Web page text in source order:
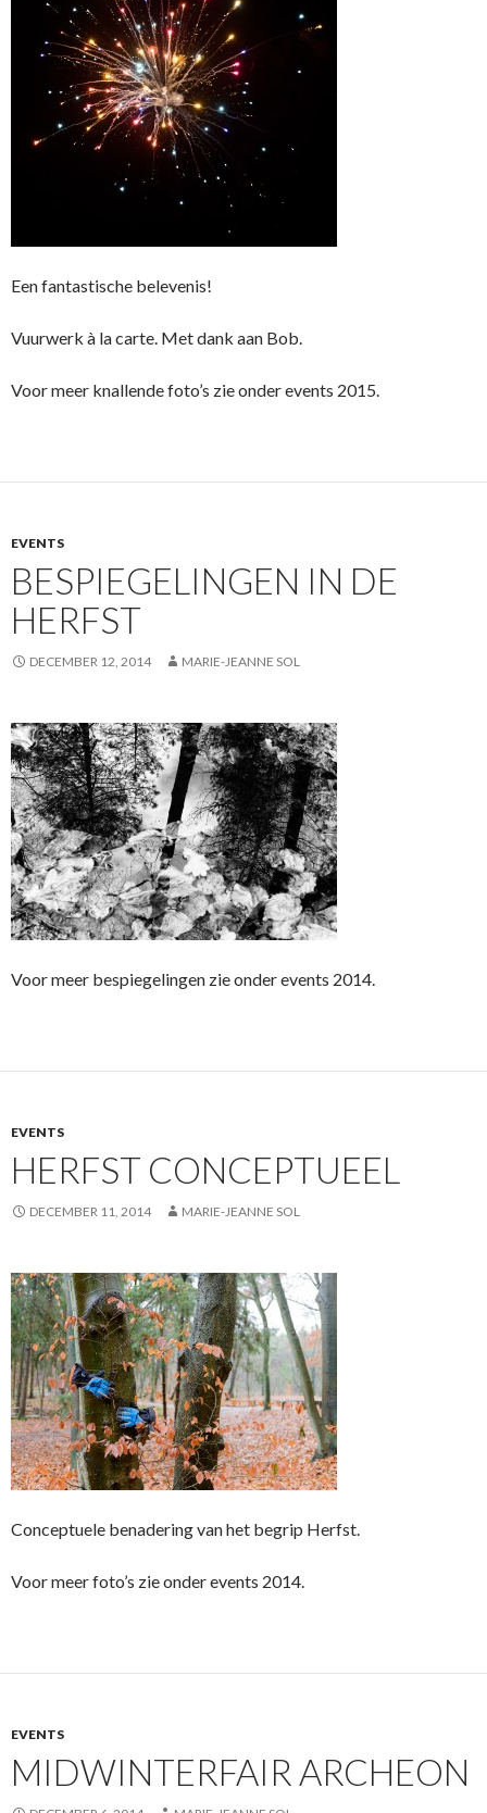
Een fantastische belevenis!
Vuurwerk à la carte. Met dank aan Bob.
Voor meer knallende foto’s zie onder events 2015.
EVENTS
BESPIEGELINGEN IN DE
HERFST
DECEMBER 12, 2014 MARIE-JEANNE SOL
Voor meer bespiegelingen zie onder events 2014.
EVENTS
HERFST CONCEPTUEEL
DECEMBER 11, 2014 MARIE-JEANNE SOL
Conceptuele benadering van het begrip Herfst.
Voor meer foto’s zie onder events 2014.
EVENTS
MIDWINTERFAIR ARCHEON